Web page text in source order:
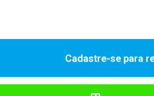
Cadastre-se para